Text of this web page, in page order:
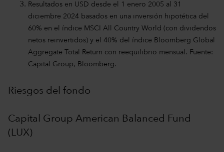
Resultados en USD desde el 1 enero 2005 al 31
diciembre 2024 basados en una inversión hipotética del
60% en el índice MSCI All Country World (con dividendos
netos reinvertidos) y el 40% del índice Bloomberg Global
Aggregate Total Return con reequilibrio mensual. Fuente:
Capital Group, Bloomberg.
Riesgos del fondo
Capital Group American Balanced Fund
(LUX)